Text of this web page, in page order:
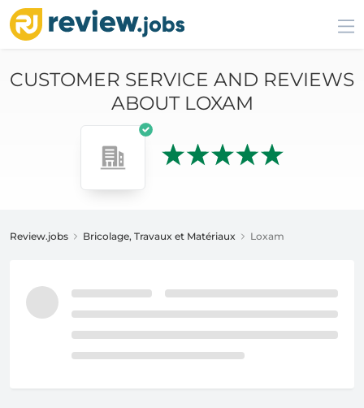
CUSTOMER SERVICE AND REVIEWS
ABOUT LOXAM
Review.jobs Bricolage, Travaux et Matériaux Loxam